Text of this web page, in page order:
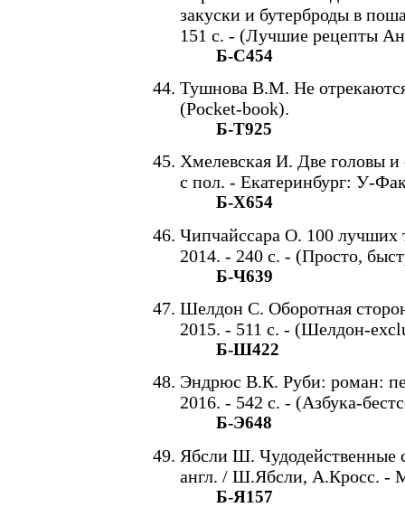
закуски и бутерброды в
151 с. - (Лучшие рецепты
Б-С454
Тушнова В.М. Не
(Pocket-book).
Б-Т925
Хмелевская И. Две головы и
с пол. - Екатеринбург: У-
Б-Х654
Чипчайссара О. 100 лучших
2014. - 240 с. - (Просто,
Б-Ч639
Шелдон С. Оборотная
2015. - 511 с. - (Шелдон-
Б-Ш422
Эндрюс В.К. Руби: роман:
2016. - 542 с. - (Азбука-
Б-Э648
Ябсли Ш. Чудодейственные
англ. / Ш.Ябсли, А.Кросс. -
Б-Я157